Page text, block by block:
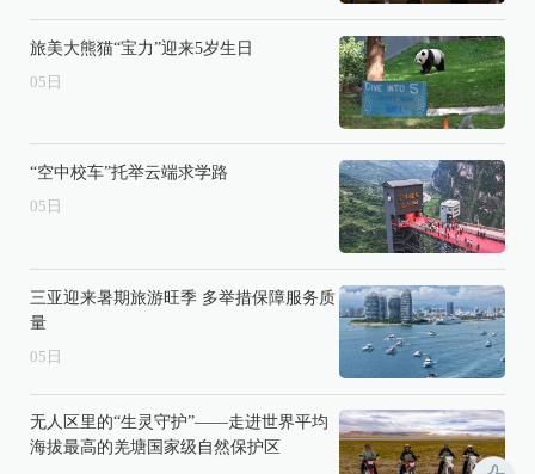
旅美大熊猫“宝力”迎来5岁生日
05 日
“空中校车”托举云端求学路
05 日
三亚迎来暑期旅游旺季 多举措保障服务质
量
05 日
无人区里的“生灵守护”——走进世界平均
海拔最高的羌塘国家级自然保护区